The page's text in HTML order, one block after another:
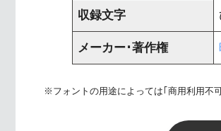
収録文字
メーカー･著作権
※フォントの用途によっては｢商用利用不